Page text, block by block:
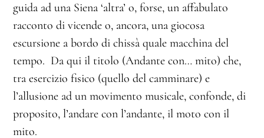
guida ad una Siena ‘altra’ o, forse, un affabulato
racconto di vicende o, ancora, una giocosa
escursione a bordo di chissà quale macchina del
tempo. Da qui il titolo (Andante con… mito) che,
tra esercizio fisico (quello del camminare) e
l’allusione ad un movimento musicale, confonde, di
proposito, l’andare con l’andante, il moto con il
mito.